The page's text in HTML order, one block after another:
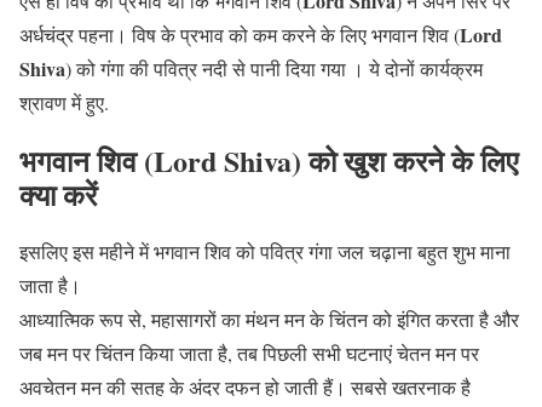
अर्धचंद्र पहना। विष के प्रभाव को कम करने के लिए भगवान शिव (Lord
Shiva) को गंगा की पवित्र नदी से पानी दिया गया । ये दोनों कार्यक्रम
श्रावण में हुए.
भगवान शिव (Lord Shiva) को खुश करने के लिए
क्या करें
इसलिए इस महीने में भगवान शिव को पवित्र गंगा जल चढ़ाना बहुत शुभ माना
जाता है।
आध्यात्मिक रूप से, महासागरों का मंथन मन के चिंतन को इंगित करता है और
जब मन पर चिंतन किया जाता है, तब पिछली सभी घटनाएं चेतन मन पर
अवचेतन मन की सतह के अंदर दफन हो जाती हैं। सबसे खतरनाक है